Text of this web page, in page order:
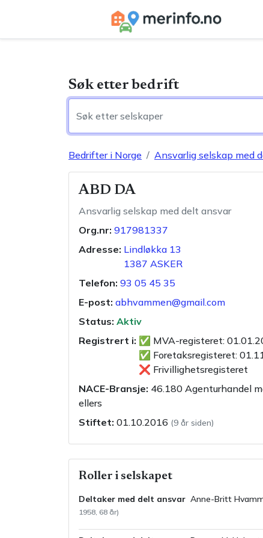
Søk etter bedrift
Bedrifter i Norge Ansvarlig selskap med
ABD DA
Ansvarlig selskap med delt ansvar
Org.nr: 917981337
Adresse: Lindløkka 13
1387 ASKER
Telefon: 93 05 45 35
E-post: abhvammen@gmail.com
Status: Aktiv
Registrert i: ✅ MVA-registeret:
✅ Foretaksregisteret:
❌ Frivillighetsregisteret
NACE-Bransje: 46.180 Agenturhandel
ellers
Stiftet: 01.10.2016 (9 år siden)
Roller i selskapet
Deltaker med delt ansvar Anne-Britt
1958, 68 år)